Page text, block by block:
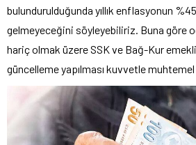
bulundurulduğunda yıllık enflasyonun
gelmeyeceğini söyleyebiliriz. Buna göre
hariç olmak üzere SSK ve Bağ-Kur
güncelleme yapılması kuvvetle